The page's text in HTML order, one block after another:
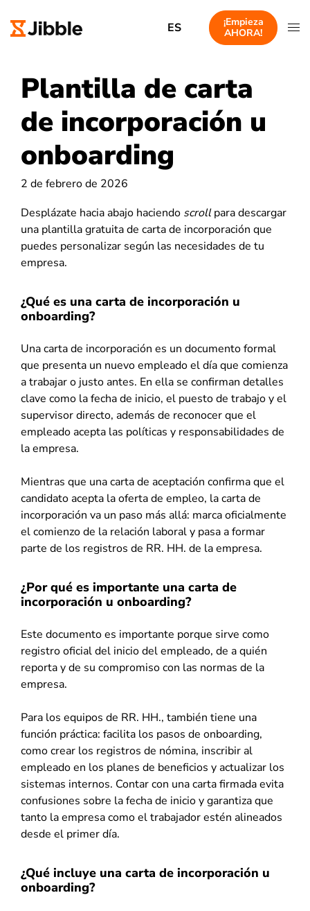
ES
¡Empieza
AHORA!
Plantilla de carta
de incorporación u
onboarding
2 de febrero de 2026
Desplázate hacia abajo haciendo scrollpara descargar
una plantilla gratuita de carta de incorporación que
puedes personalizar según las necesidades de tu
empresa.
¿Qué es una carta de incorporación u
onboarding?
Una carta de incorporación es un documento formal
que presenta un nuevo empleado el día que comienza
a trabajar o justo antes. En ella se confirman detalles
clave como la fecha de inicio, el puesto de trabajo y el
supervisor directo, además de reconocer que el
empleado acepta las políticas y responsabilidades de
la empresa.
Mientras que una carta de aceptación confirma que el
candidato acepta la oferta de empleo, la carta de
incorporación va un paso más allá: marca oficialmente
el comienzo de la relación laboral y pasa a formar
parte de los registros de RR. HH. de la empresa.
¿Por qué es importante una carta de
incorporación u onboarding?
Este documento es importante porque sirve como
registro oficial del inicio del empleado, de a quién
reporta y de su compromiso con las normas de la
empresa.
Para los equipos de RR. HH., también tiene una
función práctica: facilita los pasos de onboarding,
como crear los registros de nómina, inscribir al
empleado en los planes de beneficios y actualizar los
sistemas internos. Contar con una carta firmada evita
confusiones sobre la fecha de inicio y garantiza que
tanto la empresa como el trabajador estén alineados
desde el primer día.
¿Qué incluye una carta de incorporación u
onboarding?